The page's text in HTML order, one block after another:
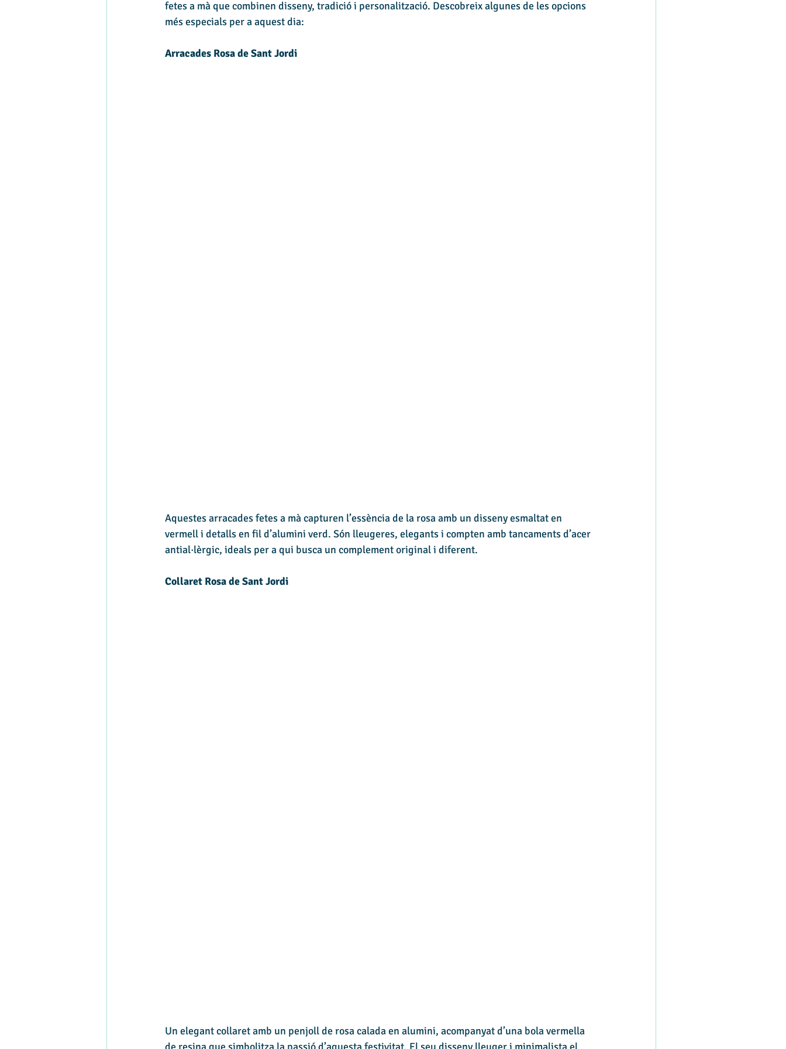
fetes a mà que combinen disseny, tradició i personalització. Descobreix algunes de les opcions
més especials per a aquest dia:
Arracades Rosa de Sant Jordi
Aquestes arracades fetes a mà capturen l’essència de la rosa amb un disseny esmaltat en
vermell i detalls en fil d’alumini verd. Són lleugeres, elegants i compten amb tancaments d’acer
antial·lèrgic, ideals per a qui busca un complement original i diferent.
Collaret Rosa de Sant Jordi
Un elegant collaret amb un penjoll de rosa calada en alumini, acompanyat d’una bola vermella